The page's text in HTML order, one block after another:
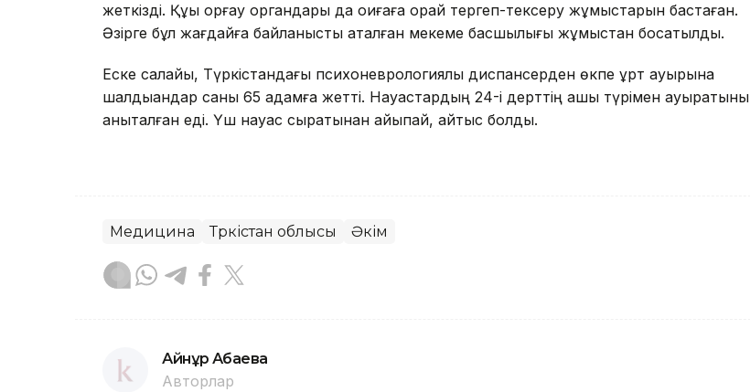
жеткізді. Құқық қорғау органдары да оқиғаға орай тергеп-тексеру жұмыстарын бастаған.
Әзірге бұл жағдайға байланысты аталған мекеме басшылығы жұмыстан босатылды.
Еске салайық, Түркістандағы психоневрологиялық диспансерден өкпе құрт ауырына
шалдыққандар саны 65 адамға жетті. Науқастардың 24-і дерттің ашық түрімен ауыратыны
анықталған еді. Үш науқас сырқатынан айықпай, қайтыс болды.
Медицина Түркістан облысы Әкім
Айнұр Ақбаева
Авторлар